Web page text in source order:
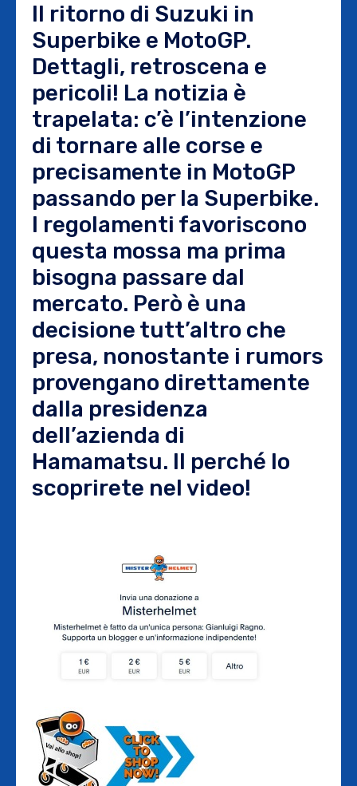
Il ritorno di Suzuki in
Superbike e MotoGP.
Dettagli, retroscena e
pericoli! La notizia è
trapelata: c’è l’intenzione
di tornare alle corse e
precisamente in MotoGP
passando per la Superbike.
I regolamenti favoriscono
questa mossa ma prima
bisogna passare dal
mercato. Però è una
decisione tutt’altro che
presa, nonostante i rumors
provengano direttamente
dalla presidenza
dell’azienda di
Hamamatsu. Il perché lo
scoprirete nel video!